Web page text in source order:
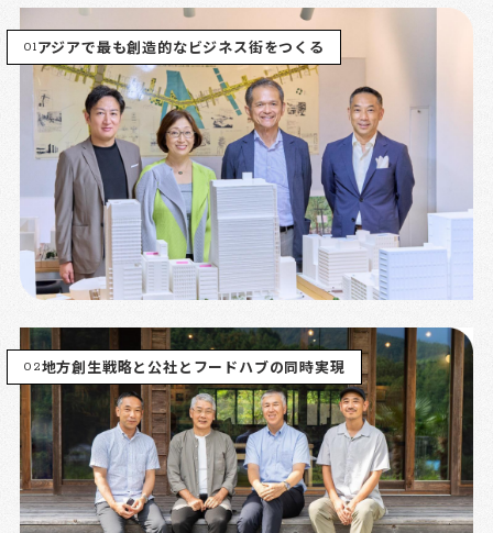
01アジアで最も創造的なビジネス街をつくる
02地方創生戦略と公社とフードハブの同時実現